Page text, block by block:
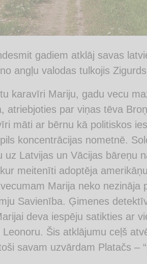
gadiem atklāj savas
angļu valodas tulkojis
karavīri Mariju, gadu vecu
atriebjoties par viņas tēva
māti ar bērnu kā politiskos
koncentrācijas nometnē.
uz Latvijas un Vācijas bāreņu
meitenīti adoptēja
Marija neko nezināja
Savienība. Ģimenes
deva iespēju satikties ar
Leonoru. Šis atklājumu ceļš
savam uzvārdam Platačs –